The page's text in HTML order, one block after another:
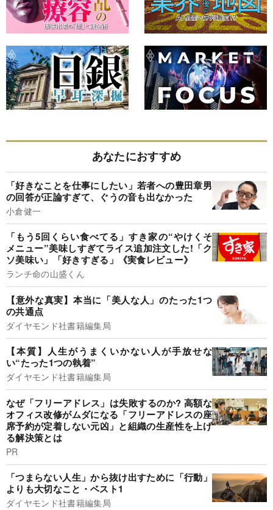
あなたにおすすめ
「好きなことを仕事にしたい」若者への豊田章男
の回答が正論すぎて、ぐうの音も出なかった
小倉健一
「もう5回くらい食べてる」すき家の“やけくそ
メニュー”美味しすぎてライス追加注文した!「ク
ソ美味い」「好きすぎる」《実食レビュー》
ランチ命の山盛くん
【意外な真実】本当に「美人な人」のたった1つ
の共通点
ダイヤモンド社書籍編集局
【本質】人生がうまくいかない人が手放せな
い“たった1つの執着”
ダイヤモンド社書籍編集局
なぜ「フリーアドレス」は失敗するのか? 高額な
オフィス改修がムダになる「フリーアドレスの座
席予約が定着しない元凶」と組織の生産性を上げ
る解決策とは
PR
「つまらない人生」から抜け出すために「行動」
よりも大切なこと・ベスト1
ダイヤモンド社書籍編集局